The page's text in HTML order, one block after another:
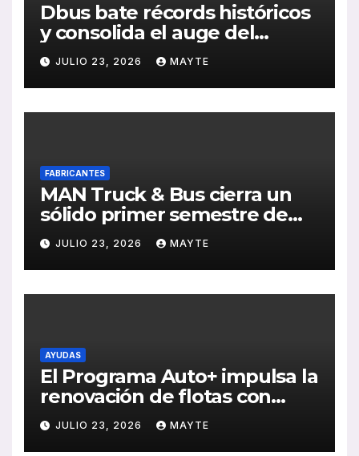
Dbus bate récords históricos
y consolida el auge del
transporte público en San
Sebastián
JULIO 23, 2026 MAYTE
FABRICANTES
MAN Truck & Bus cierra un
sólido primer semestre de
2026 con crecimiento en
ventas, pedidos y
rentabilidad
JULIO 23, 2026 MAYTE
AYUDAS
El Programa Auto+ impulsa la
renovación de flotas con
ayudas a vehículos eléctricos
ligeros
JULIO 23, 2026 MAYTE